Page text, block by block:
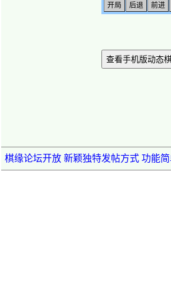
查看手机版动态
棋缘论坛开放 新颖独特发帖方式 功能